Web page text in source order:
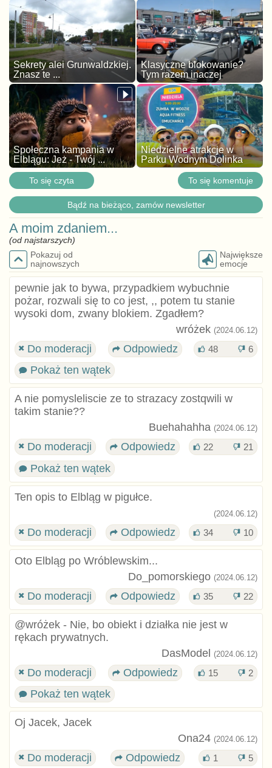
Sekrety alei Grunwaldzkiej.
Znasz te ...
Klasyczne blokowanie?
Tym razem inaczej
Społeczna kampania w
Elblągu: Jeż - Twój ...
Niedzielne atrakcje w
Parku Wodnym Dolinka
To się czyta To się komentuje
Bądź na bieżąco, zamów newsletter
A moim zdaniem...
(od najstarszych)
Pokazuj od
najnowszych
Największe
emocje
pewnie jak to bywa, przypadkiem wybuchnie
pożar, rozwali się to co jest, ,, potem tu stanie
wysoki dom, zwany blokiem. Zgadłem?
wróżek (2024.06.12)
Do moderacji Odpowiedz 48 6
Pokaż ten wątek
A nie pomysleliscie ze to strazacy zostqwili w
takim stanie??
Buehahahha (2024.06.12)
Do moderacji Odpowiedz 22 21
Pokaż ten wątek
Ten opis to Elbląg w pigułce.
(2024.06.12)
Do moderacji Odpowiedz 34 10
Oto Elbląg po Wróblewskim...
Do_pomorskiego (2024.06.12)
Do moderacji Odpowiedz 35 22
@wróżek - Nie, bo obiekt i działka nie jest w
rękach prywatnych.
DasModel (2024.06.12)
Do moderacji Odpowiedz 15 2
Pokaż ten wątek
Oj Jacek, Jacek
Ona24 (2024.06.12)
Do moderacji Odpowiedz 1 5